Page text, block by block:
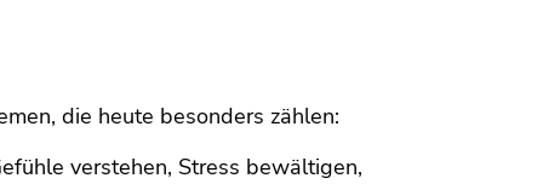
die heute besonders zählen:
verstehen, Stress bewältigen,